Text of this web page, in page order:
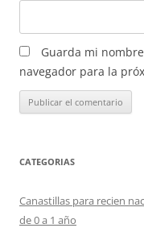
Guarda mi
navegador para la
CATEGORIAS
Canastillas para recien
de 0 a 1 año